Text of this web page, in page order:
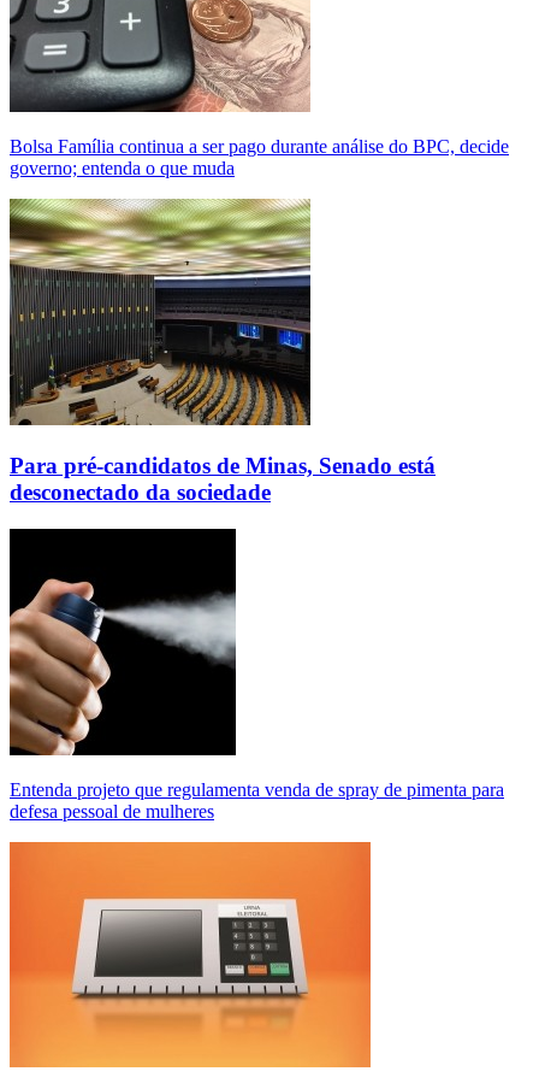
Bolsa Família continua a ser pago durante análise do BPC, decide
governo; entenda o que muda
Para pré-candidatos de Minas, Senado está
desconectado da sociedade
Entenda projeto que regulamenta venda de spray de pimenta para
defesa pessoal de mulheres